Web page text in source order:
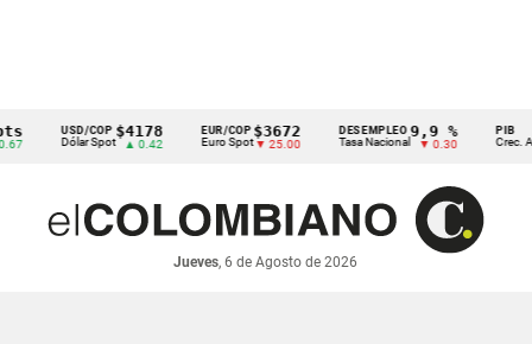
USD/COP
Dólar Spot
$4178
▲ 0.42
EUR/COP
Euro Spot
$3672
▼ 25.00
DESEMPLEO
Tasa Nacional
9,9 %
▼ 0.30 Crec.
Jueves, 6 de Agosto de 2026